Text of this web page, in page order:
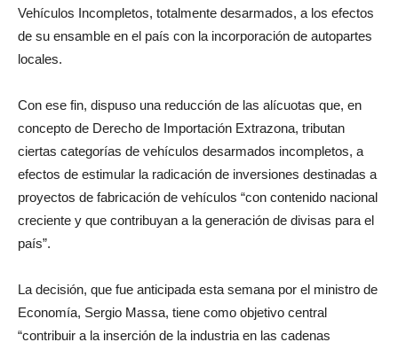
Vehículos Incompletos, totalmente desarmados, a los efectos
de su ensamble en el país con la incorporación de autopartes
locales.
Con ese fin, dispuso una reducción de las alícuotas que, en
concepto de Derecho de Importación Extrazona, tributan
ciertas categorías de vehículos desarmados incompletos, a
efectos de estimular la radicación de inversiones destinadas a
proyectos de fabricación de vehículos “con contenido nacional
creciente y que contribuyan a la generación de divisas para el
país”.
La decisión, que fue anticipada esta semana por el ministro de
Economía, Sergio Massa, tiene como objetivo central
“contribuir a la inserción de la industria en las cadenas